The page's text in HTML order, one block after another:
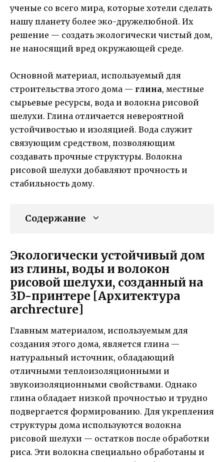
ученые со всего мира, которые хотели сделать
нашу планету более эко-дружелюбной. Их
решение — создать экологически чистый дом,
не наносящий вред окружающей среде.
Основной материал, используемый для
строительства этого дома — глина, местные
сырьевые ресурсы, вода и волокна рисовой
шелухи. Глина отличается невероятной
устойчивостью и изоляцией. Вода служит
связующим средством, позволяющим
создавать прочные структуры. Волокна
рисовой шелухи добавляют прочность и
стабильность дому.
Содержание
Экологически устойчивый дом
из глины, воды и волокон
рисовой шелухи, созданный на
3D-принтере [Архитектура
archrecture]
Главным материалом, используемым для
создания этого дома, является глина —
натуральный источник, обладающий
отличными теплоизоляционными и
звукоизоляционными свойствами. Однако
глина обладает низкой прочностью и трудно
подвергается формированию. Для укрепления
структуры дома используются волокна
рисовой шелухи — остатков после обработки
риса. Эти волокна специально обработаны и